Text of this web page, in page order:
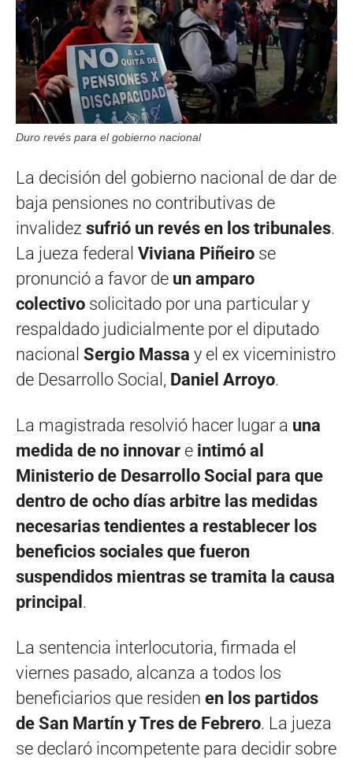
Duro revés para el gobierno nacional
La decisión del gobierno nacional de dar de
baja pensiones no contributivas de
invalidez sufrió un revés en los tribunales.
La jueza federal Viviana Piñeiro se
pronunció a favor de un amparo
colectivo solicitado por una particular y
respaldado judicialmente por el diputado
nacional Sergio Massa y el ex viceministro
de Desarrollo Social, Daniel Arroyo.
La magistrada resolvió hacer lugar a una
medida de no innovar e intimó al
Ministerio de Desarrollo Social para que
dentro de ocho días arbitre las medidas
necesarias tendientes a restablecer los
beneficios sociales que fueron
suspendidos mientras se tramita la causa
principal .
La sentencia interlocutoria, firmada el
viernes pasado, alcanza a todos los
beneficiarios que residen en los partidos
de San Martín y Tres de Febrero. La jueza
se declaró incompetente para decidir sobre